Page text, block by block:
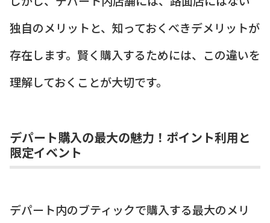
独自のメリットと、知っておくべきデメリットが
存在します。賢く購入するためには、この違いを
理解しておくことが大切です。
デパート購入の最大の魅力！ポイント利用と
限定イベント
デパート内のブティックで購入する最大のメリ